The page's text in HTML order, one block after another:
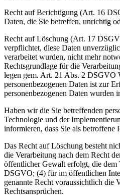
Recht auf Berichtigung (Art. 16
Daten, die Sie betreffen, unrichtig
Recht auf Löschung (Art. 17
verpflichtet, diese Daten
verarbeitet wurden, nicht mehr
Rechtsgrundlage für die
legen gem. Art. 21 Abs. 2 DSGVO
personenbezogenen Daten ist zur
personenbezogenen Daten wurden
Haben wir die Sie betreffenden
Technologie und der
informieren, dass Sie als betroffene
Das Recht auf Löschung besteht
die Verarbeitung nach dem Recht
öffentlicher Gewalt erfolgt, die dem
DSGVO; (4) für im öffentlichen
genannte Recht voraussichtlich die
Rechtsansprüchen.